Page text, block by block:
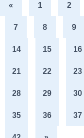
« 1 2
7 8 9
14 15 16
21 22 23
28 29 30
35 36 37